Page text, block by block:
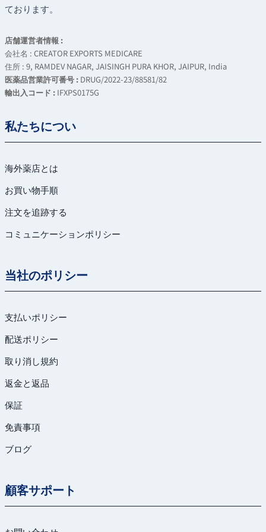
ております。
店舗運営者情報 :
会社名 : CREATOR EXPORTS MEDICARE
住所 : 9, RAMDEV NAGAR, JAISINGH PURA KHOR, JAIPUR, India
医薬品営業許可番号 : DRUG/2022-23/88581/82
輸出入コード : IFXPS0175G
私たちについ
海外薬店とは
お買い物手順
注文を追跡する
コミュニケーションポリシー
当社のポリシー
支払いポリシー
配送ポリシー
取り消し規約
返金と返品
保証
免責事項
ブログ
顧客サポート